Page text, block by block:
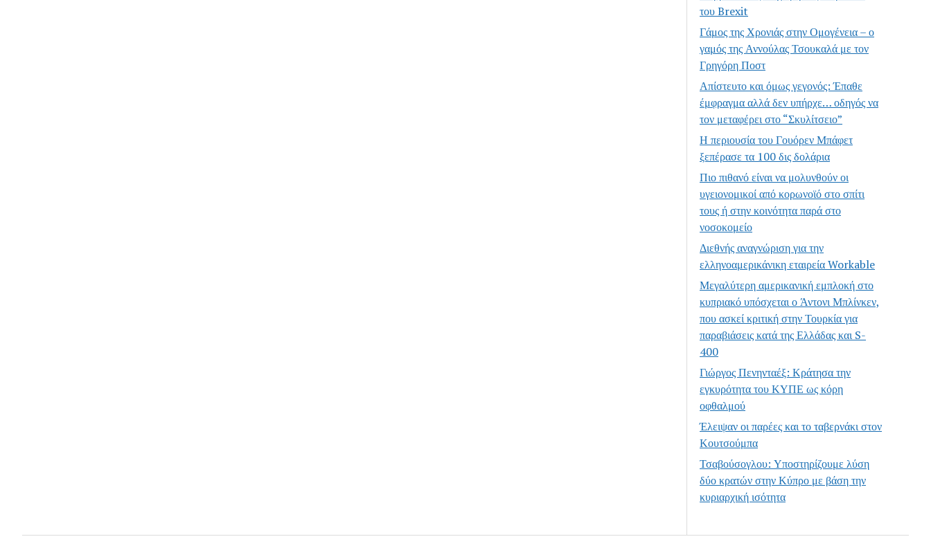
του Brexit
Γάμος της Χρονιάς στην Ομογένεια – ο
γαμός της Αννούλας Τσουκαλά με τον
Γρηγόρη Ποστ
Απίστευτο και όμως γεγονός: Έπαθε
έμφραγμα αλλά δεν υπήρχε… οδηγός να
τον μεταφέρει στο “Σκυλίτσειο”
Η περιουσία του Γουόρεν Μπάφετ
ξεπέρασε τα 100 δις δολάρια
Πιο πιθανό είναι να μολυνθούν οι
υγειονομικοί από κορωνοϊό στο σπίτι
τους ή στην κοινότητα παρά στο
νοσοκομείο
Διεθνής αναγνώριση για την
ελληνοαμερικάνικη εταιρεία Workable
Μεγαλύτερη αμερικανική εμπλοκή στο
κυπριακό υπόσχεται ο Άντονι Μπλίνκεν,
που ασκεί κριτική στην Τουρκία για
παραβιάσεις κατά της Ελλάδας και S-
400
Γιώργος Πενηνταέξ: Κράτησα την
εγκυρότητα του ΚΥΠΕ ως κόρη
οφθαλμού
Έλειψαν οι παρέες και το ταβερνάκι στον
Κουτσούμπα
Τσαβούσογλου: Υποστηρίζουμε λύση
δύο κρατών στην Κύπρο με βάση την
κυριαρχική ισότητα